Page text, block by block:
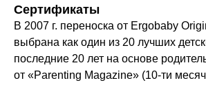
Сертификаты
В 2007 г. переноска от Ergobaby
выбрана как один из 20 лучших
последние 20 лет на основе
от «Parenting Magazine» (10-ти